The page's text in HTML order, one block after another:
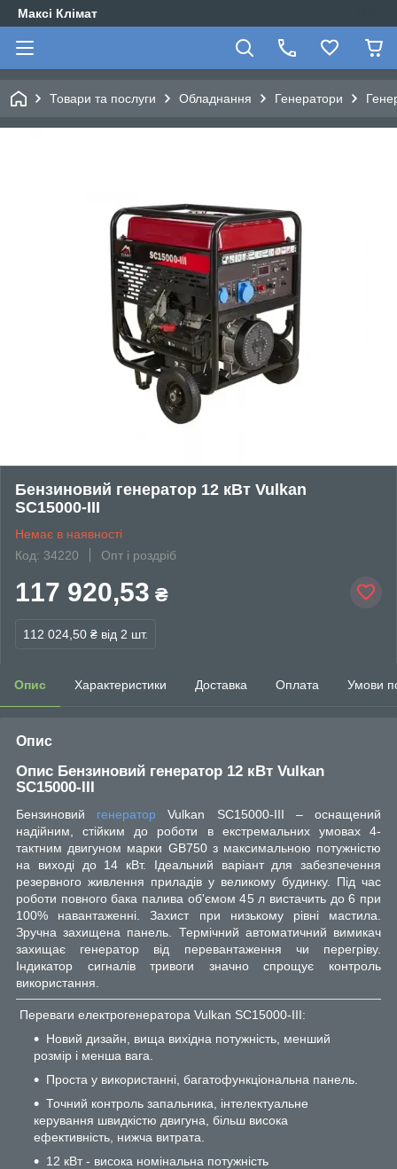
Максі Клімат
Товари та послуги Обладнання Генератори
Бензиновий генератор 12 кВт Vulkan
SC15000-III
Немає в наявності
Код: 34220
Опт і роздріб
117 920,53 ₴
112 024,50 ₴ від 2 шт.
Опис Характеристики Доставка Оплата Умови
Опис
Опис Бензиновий генератор 12 кВт Vulkan
SC15000-III
Бензиновий генератор Vulkan SC15000-III – оснащений
надійним, стійким до роботи в екстремальних умовах 4-
тактним двигуном марки GB750 з максимальною потужністю
на виході до 14 кВт. Ідеальний варіант для забезпечення
резервного живлення приладів у великому будинку. Під час
роботи повного бака палива об'ємом 45 л вистачить до 6 при
100% навантаженні. Захист при низькому рівні мастила.
Зручна захищена панель. Термічний автоматичний вимикач
захищає генератор від перевантаження чи перегріву.
Індикатор сигналів тривоги значно спрощує контроль
використання.
Переваги електрогенератора Vulkan SC15000-III:
Новий дизайн, вища вихідна потужність, менший
розмір і менша вага.
Проста у використанні, багатофункціональна панель.
Точний контроль запальника, інтелектуальне
керування швидкістю двигуна, більш висока
ефективність, нижча витрата.
12 кВт - висока номінальна потужність